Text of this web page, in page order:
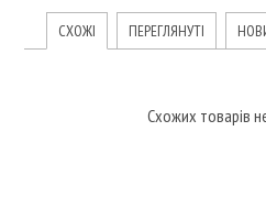
СХОЖІ ПЕРЕГЛЯНУТІ
Схожих товарів